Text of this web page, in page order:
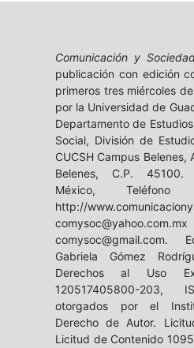
Comunicación y
publicación con edición
primeros tres miércoles
por la Universidad de
Departamento de
Social, División de
CUCSH Campus Belenes,
Belenes, C.P. 45100.
México, Teléfono
http://
comysoc@gmail.com.
Gabriela Gómez
Derechos al Uso
120517405800-203,
otorgados por el
Derecho de Autor.
Licitud de Contenido